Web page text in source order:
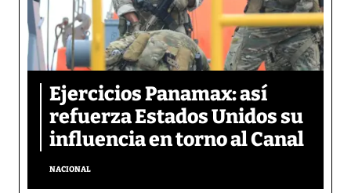
Ejercicios Panamax: así
refuerza Estados Unidos su
influencia en torno al Canal
NACIONAL